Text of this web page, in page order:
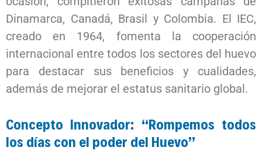
Dinamarca, Canadá, Brasil y Colombia. El IEC,
creado en 1964, fomenta la cooperación
internacional entre todos los sectores del huevo
para destacar sus beneficios y cualidades,
además de mejorar el estatus sanitario global.
Concepto Innovador: “Rompemos todos
los días con el poder del Huevo”